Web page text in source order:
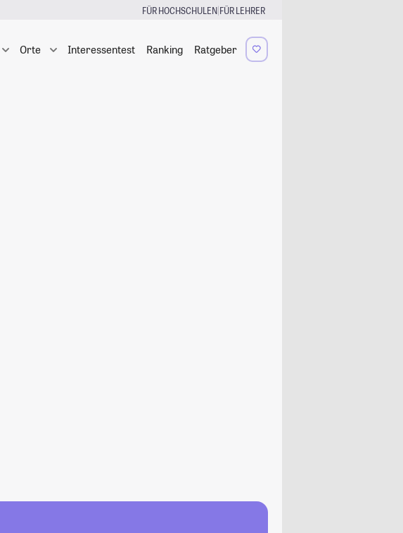
FÜR HOCHSCHULEN|FÜR LEHRER
Orte Interessentest Ranking Ratgeber